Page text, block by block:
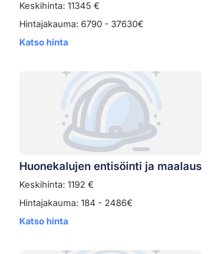
Keskihinta: 11345 €
Hintajakauma: 6790 - 37630€
Katso hinta
Huonekalujen entisöinti ja maalaus
Keskihinta: 1192 €
Hintajakauma: 184 - 2486€
Katso hinta